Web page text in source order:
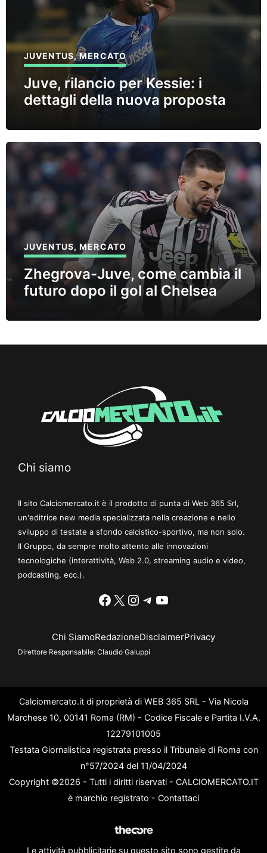
JUVENTUS,MERCATO
Juve, rilancio per Kessie: i
dettagli della nuova proposta
JUVENTUS,MERCATO
Zhegrova-Juve, come cambia il
futuro dopo il gol al Chelsea
Chi siamo
Il sito Calciomercato.it è il prodotto di punta di Web 365 Srl,
un'editrice new media specializzata nella creazione e nello
sviluppo di testate a sfondo calcistico-sportivo, ma non solo.
Il Gruppo, da sempre molto attento alle innovazioni
tecnologiche (interattività, Web 2.0, streaming audio e video,
podcasting, ecc.).
Facebook
X Instagram
Telegram
YouTube
Chi SiamoRedazioneDisclaimerPrivacy
Direttore Responsabile: Claudio Galuppi
Calciomercato.it di proprietà di WEB 365 SRL - Via Nicola
Marchese 10, 00141 Roma (RM) - Codice Fiscale e Partita I.V.A.
12279101005
Testata Giornalistica registrata presso il Tribunale di Roma con
n°57/2024 del 11/04/2024
Copyright ©2026 - Tutti i diritti riservati - CALCIOMERCATO.IT
è marchio registrato - Contattaci
Le attività pubblicitarie su questo sito sono gestite da